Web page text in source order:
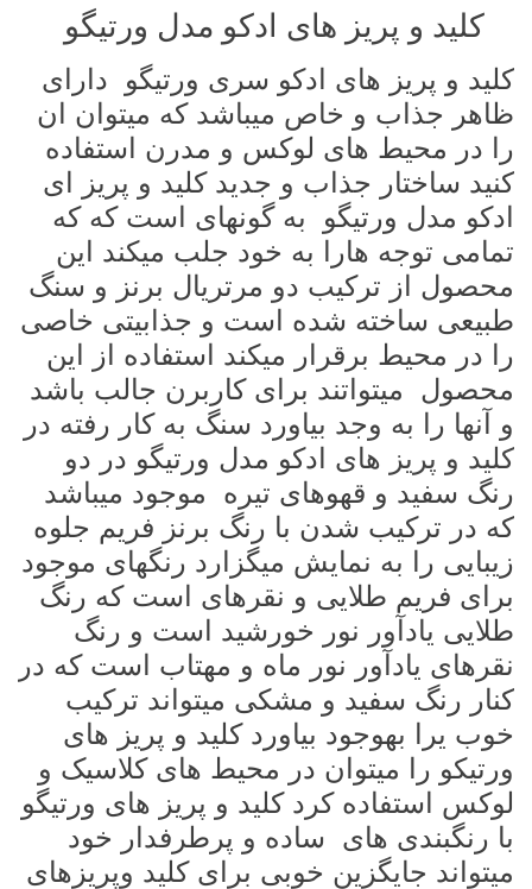
کلید و پریز های ادکو مدل ورتیگو
کلید و پریز های ادکو سری ورتیگو دارای
ظاهر جذاب و خاص میباشد که میتوان ان
را در محیط های لوکس و مدرن استفاده
کنید ساختار جذاب و جدید کلید و پریز ای
ادکو مدل ورتیگو به گونهای است که که
تمامی توجه هارا به خود جلب میکند این
محصول از ترکیب دو مرتریال برنز و سنگ
طبیعی ساخته شده است و جذابیتی خاصی
را در محیط برقرار میکند استفاده از این
محصول میتواتند برای کاربرن جالب باشد
و آنها را به وجد بیاورد سنگ به کار رفته در
کلید و پریز های ادکو مدل ورتیگو در دو
رنگ سفید و قهوهای تیره موجود میباشد
که در ترکیب شدن با رنگ برنز فریم جلوه
زیبایی را به نمایش میگزارد رنگهای موجود
برای فریم طلایی و نقرهای است که رنگ
طلایی یادآور نور خورشید است و رنگ
نقرهای یادآور نور ماه و مهتاب است که در
کنار رنگ سفید و مشکی میتواند ترکیب
خوب یرا بهوجود بیاورد کلید و پریز های
ورتیکو را میتوان در محیط های کلاسیک و
لوکس استفاده کرد کلید و پریز های ورتیگو
با رنگبندی های ساده و پرطرفدار خود
میتواند جایگزین خوبی برای کلید وپریزهای